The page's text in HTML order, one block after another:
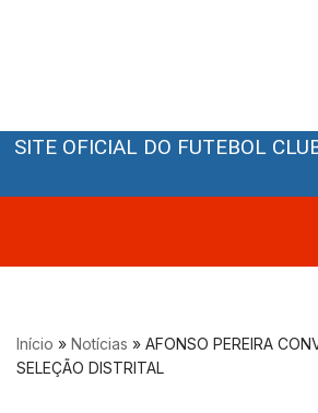
conteúdo
SITE OFICIAL DO FUTEBOL
Início » Notícias » AFONSO PEREIRA
SELEÇÃO DISTRITAL